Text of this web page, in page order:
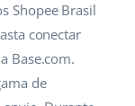
Shopee Brasil
conectar
Base.com.
de